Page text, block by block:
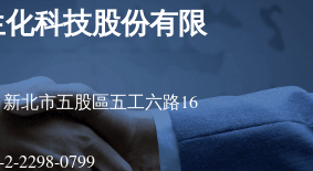
科技股份有限
北市五股區五工六路16
2298-0799